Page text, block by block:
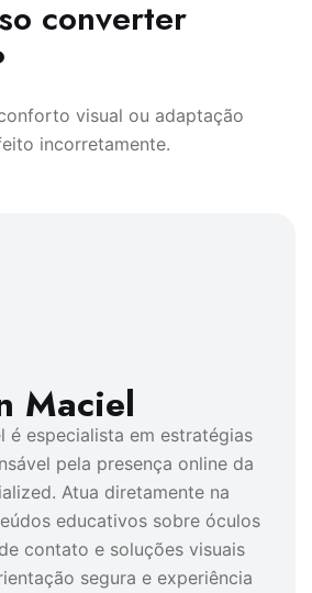
converter
visual ou adaptação
incorretamente.
Maciel
é especialista em estratégias
pela presença online da
Atua diretamente na
educativos sobre óculos
contato e soluções visuais
segura e experiência